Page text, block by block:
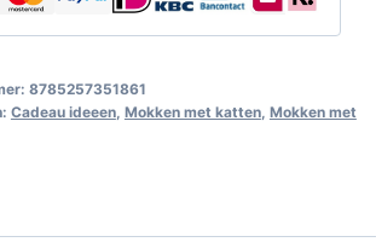
8785257351861
Cadeau ideeen, Mokken met katten, Mokken met